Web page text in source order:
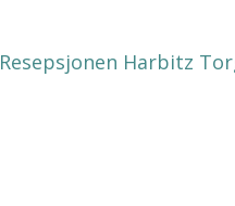
Resepsjonen Harbitz